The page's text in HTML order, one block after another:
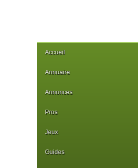
Accueil
Annuaire
Annonces
Pros
Jeux
Guides